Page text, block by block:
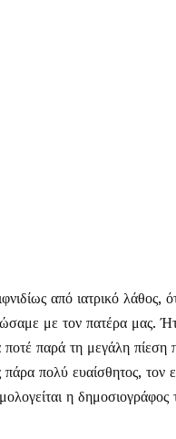
από ιατρικό λάθος,
με τον πατέρα μας.
ποτέ παρά τη μεγάλη
πολύ ευαίσθητος,
η